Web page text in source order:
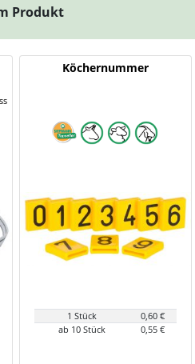
Produkt
Köchernummer
1 Stück
0,60 €
ab 10 Stück
0,55 €